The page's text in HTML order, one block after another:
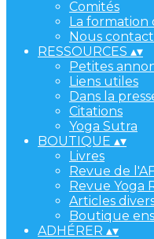
Comités
La formation
Nous
RESSOURCES ▴▾
Petites
Liens utiles
Dans la
Citations
Yoga Sutra
BOUTIQUE ▴▾
Livres
Revue de
Revue Yoga
Articles
Boutique
ADHÉRER ▴▾